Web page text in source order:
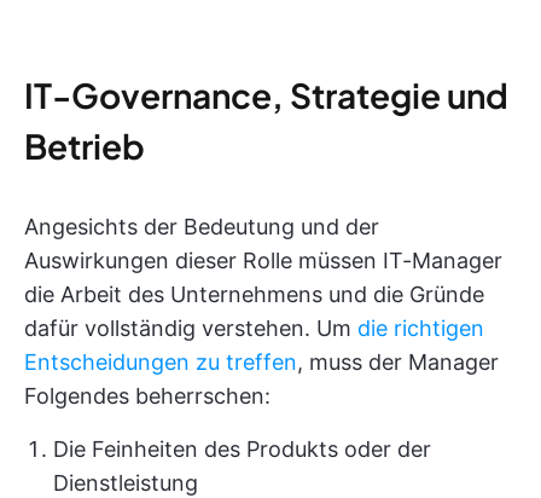
IT-Governance, Strategie und
Betrieb
Angesichts der Bedeutung und der
Auswirkungen dieser Rolle müssen IT-Manager
die Arbeit des Unternehmens und die Gründe
dafür vollständig verstehen. Um die richtigen
Entscheidungen zu treffen, muss der Manager
Folgendes beherrschen:
Die Feinheiten des Produkts oder der
Dienstleistung